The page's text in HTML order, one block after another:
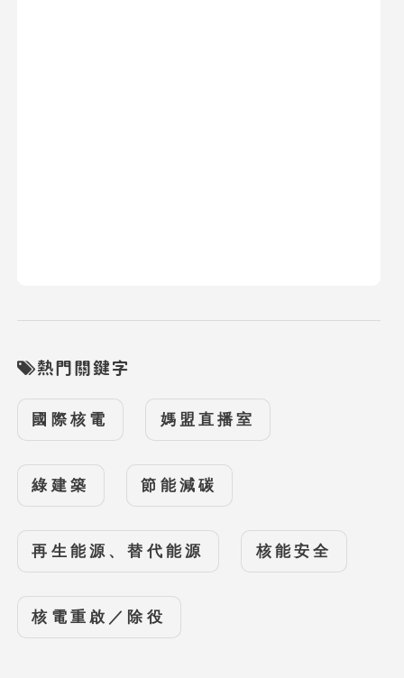
熱門關鍵字
國際核電 媽盟直播室
綠建築 節能減碳
再生能源、替代能源 核能安全
核電重啟／除役